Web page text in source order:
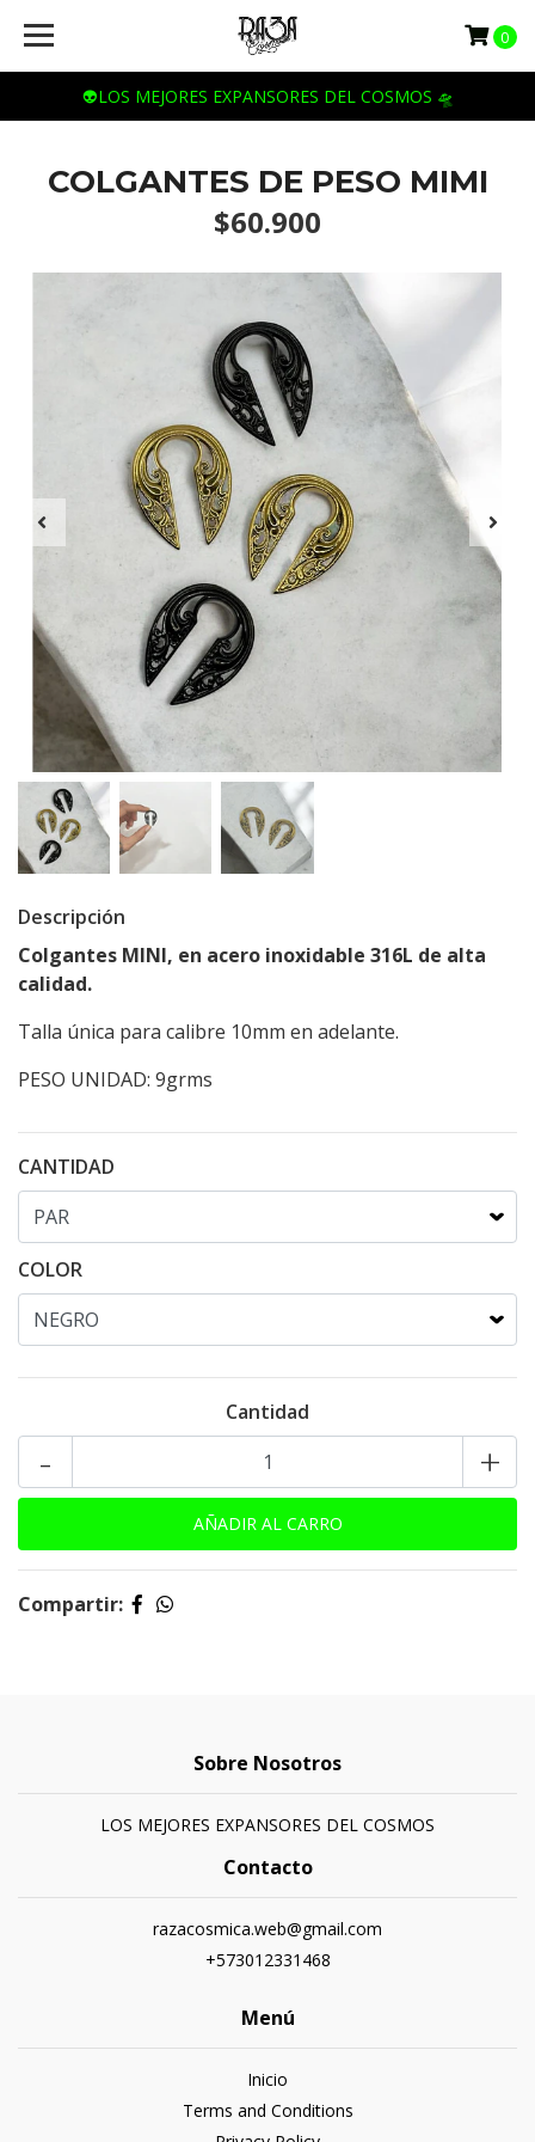
👽LOS MEJORES EXPANSORES DEL COSMOS 🛸
0
COLGANTES DE PESO MIMI
$60.900
Descripción
Colgantes MINI, en acero inoxidable 316L de alta
calidad.
Talla única para calibre 10mm en adelante.
PESO UNIDAD: 9grms
CANTIDAD
COLOR
Cantidad
+
-
Compartir:
Sobre Nosotros
LOS MEJORES EXPANSORES DEL COSMOS
Contacto
razacosmica.web@gmail.com
+573012331468
Menú
Inicio
Terms and Conditions